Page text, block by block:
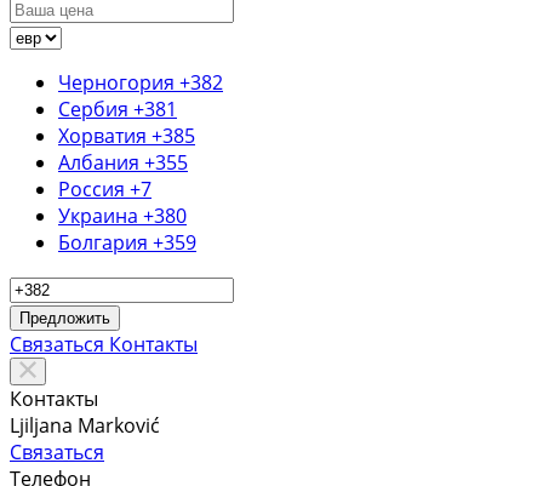
Черногория +382
Сербия +381
Хорватия +385
Албания +355
Россия +7
Украина +380
Болгария +359
Предложить
Связаться Контакты
Контакты
Ljiljana Marković
Связаться
Телефон